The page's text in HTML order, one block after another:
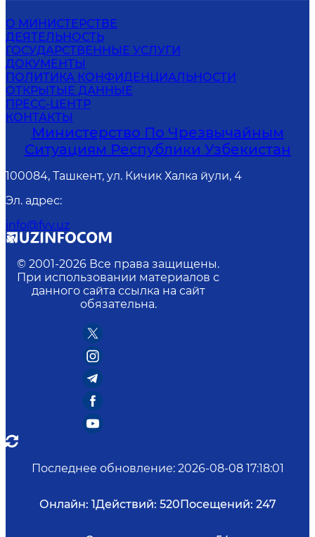
О МИНИСТЕРСТВЕ
ДЕЯТЕЛЬНОСТЬ
ГОСУДАРСТВЕННЫЕ УСЛУГИ
ДОКУМЕНТЫ
ПОЛИТИКА КОНФИДЕНЦИАЛЬНОСТИ
ОТКРЫТЫЕ ДАННЫЕ
ПРЕСС-ЦЕНТР
КОНТАКТЫ
Министерство По Чрезвычайным
Ситуациям Республики Узбекистан
100084, Ташкент, ул. Кичик Халка йули, 4
Эл. адрес:
info@fvv.uz
© 2001-2026 Все права защищены.
При использовании материалов с
данного сайта ссылка на сайт
обязательна.
Последнее обновление: 2026-08-08 17:18:01
Онлайн: 1Действий: 520Посещений: 247